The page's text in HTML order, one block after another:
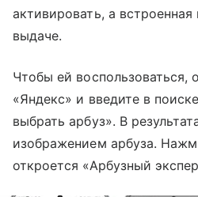
активировать, а
выдаче.
Чтобы ей воспользоваться,
«Яндекс» и введите в
выбрать арбуз». В
изображением арбуза.
откроется «Арбузный